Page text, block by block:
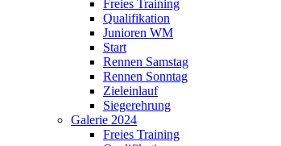
Freies Training
Qualifikation
Junioren WM
Start
Rennen Samstag
Rennen Sonntag
Zieleinlauf
Siegerehrung
Galerie 2024
Freies Training